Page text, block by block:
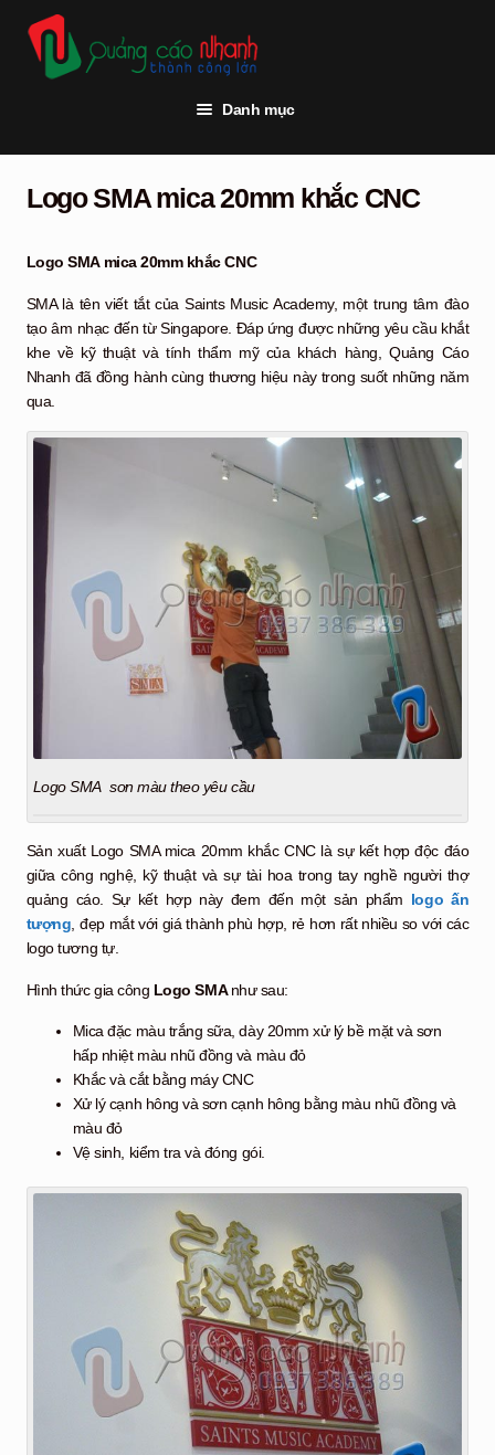
đến
Điều
Chuyển
đến
nội
Danh mục
Thi công quảng cáo
Đèn led
Khách hàng
Logo SMA mica 20mm khắc CNC
Logo SMA mica 20mm khắc CNC
SMA là tên viết tắt của Saints Music Academy, một trung tâm đào
tạo âm nhạc đến từ Singapore. Đáp ứng được những yêu cầu khắt
khe về kỹ thuật và tính thẩm mỹ của khách hàng, Quảng Cáo
Nhanh đã đồng hành cùng thương hiệu này trong suốt những năm
qua.
Logo SMA sơn màu theo yêu cầu
Sản xuất Logo SMA mica 20mm khắc CNC là sự kết hợp độc đáo
giữa công nghệ, kỹ thuật và sự tài hoa trong tay nghề người thợ
quảng cáo. Sự kết hợp này đem đến một sản phẩm logo ấn
tượng , đẹp mắt với giá thành phù hợp, rẻ hơn rất nhiều so với các
logo tương tự.
Hình thức gia công Logo SMAnhư sau:
Mica đặc màu trắng sữa, dày 20mm xử lý bề mặt và sơn
hấp nhiệt màu nhũ đồng và màu đỏ
Khắc và cắt bằng máy CNC
Xử lý cạnh hông và sơn cạnh hông bằng màu nhũ đồng và
màu đỏ
Vệ sinh, kiểm tra và đóng gói.